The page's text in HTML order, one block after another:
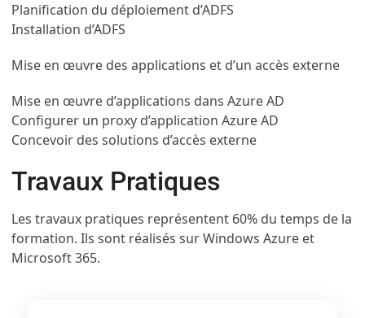
Planification du déploiement d’ADFS
Installation d’ADFS
Mise en œuvre des applications et d’un accès externe
Mise en œuvre d’applications dans Azure AD
Configurer un proxy d’application Azure AD
Concevoir des solutions d’accès externe
Travaux Pratiques
Les travaux pratiques représentent 60% du temps de la
formation. Ils sont réalisés sur Windows Azure et
Microsoft 365.